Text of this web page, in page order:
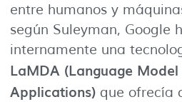
entre humanos y
según Suleyman, Google
internamente una
LaMDA (Language
Applications) que ofrecía